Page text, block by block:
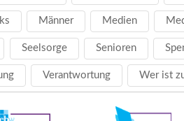
Männer Medien
Seelsorge Senioren
Verantwortung Wer ist